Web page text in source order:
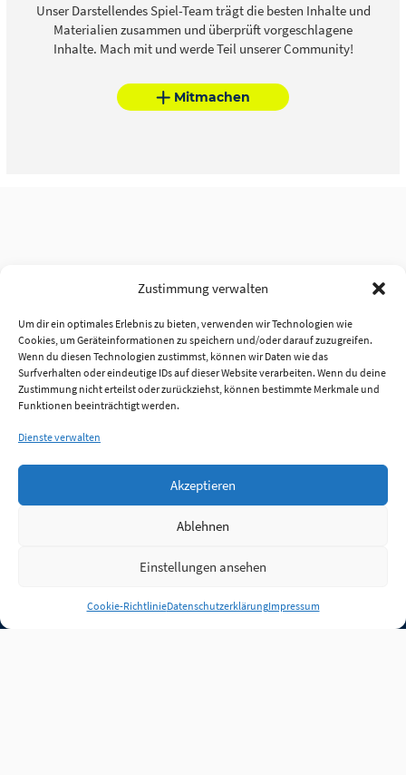
Zustimmung verwalten
Um dir ein optimales Erlebnis zu bieten, verwenden wir Technologien wie
Cookies, um Geräteinformationen zu speichern und/oder darauf zuzugreifen.
Wenn du diesen Technologien zustimmst, können wir Daten wie das
Surfverhalten oder eindeutige IDs auf dieser Website verarbeiten. Wenn du deine
Zustimmung nicht erteilst oder zurückziehst, können bestimmte Merkmale und
Funktionen beeinträchtigt werden.
Dienste verwalten
Akzeptieren
Ablehnen
Einstellungen ansehen
Cookie-RichtlinieDatenschutzerklärungImpressum
Unser Darstellendes Spiel-Team trägt die besten Inhalte und
Materialien zusammen und überprüft vorgeschlagene
Inhalte. Mach mit und werde Teil unserer Community!
Mitmachen
Anmelden
Jobs Partner FAQ Quellen